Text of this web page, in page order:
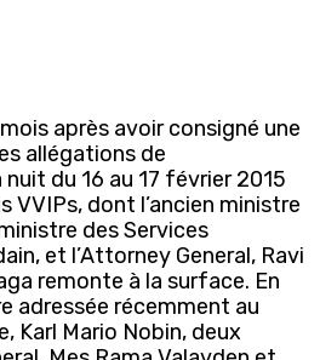
après avoir consigné une
allégations de
du 16 au 17 février 2015
dont l’ancien ministre
des Services
et l’Attorney General, Ravi
remonte à la surface. En
adressée récemment au
Karl Mario Nobin, deux